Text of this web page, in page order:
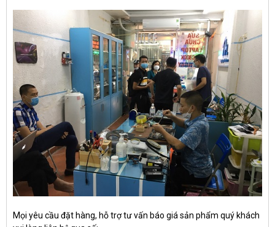
Mọi yêu cầu đặt hàng, hỗ trợ tư vấn báo giá sản phẩm quý khách